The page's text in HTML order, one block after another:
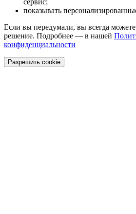
показывать
Если вы передумали, вы всегда
решение. Подробнее — в нашей
конфиденциальности
Разрешить cookie